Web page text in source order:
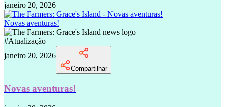
janeiro 20, 2026
Novas aventuras!
#Atualização
janeiro 20, 2026
Compartilhar
Novas aventuras!